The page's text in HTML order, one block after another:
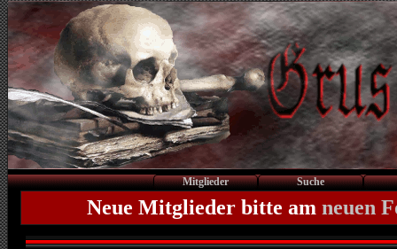
Mitglieder Suche
Neue Mitglieder bitte am neuen